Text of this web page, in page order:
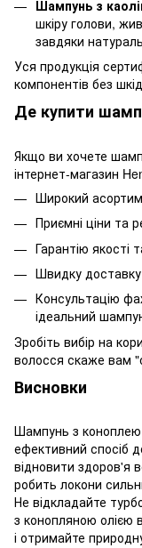
Шампунь з
шкіру голови,
завдяки
Уся продукція
компонентів без
Де купити
Якщо ви хочете
інтернет-магазин
Широкий
Приємні ціни та
Гарантію якості
Швидку доставку
Консультацію
ідеальний
Зробіть вибір на
волосся скаже вам
Висновки
Шампунь з
ефективний спосіб
відновити здоров'я
робить локони
Не відкладайте
з конопляною олією
і отримайте